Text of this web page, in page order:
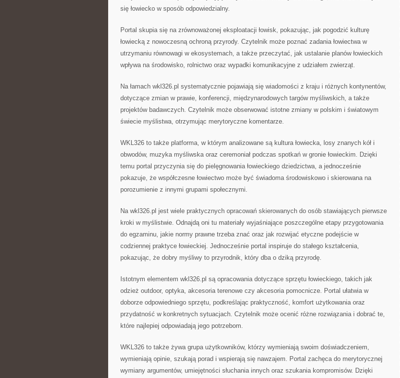
się łowiecko w sposób odpowiedzialny.
Portal skupia się na zrównoważonej eksploatacji łowisk, pokazując, jak pogodzić kulturę
łowiecką z nowoczesną ochroną przyrody. Czytelnik może poznać zadania łowiectwa w
utrzymaniu równowagi w ekosystemach, a także przeczytać, jak ustalanie planów łowieckich
wpływa na środowisko, rolnictwo oraz wypadki komunikacyjne z udziałem zwierząt.
Na łamach wkl326.pl systematycznie pojawiają się wiadomości z kraju i różnych kontynentów,
dotyczące zmian w prawie, konferencji, międzynarodowych targów myśliwskich, a także
projektów badawczych. Czytelnik może obserwować istotne zmiany w polskim i światowym
świecie myślistwa, otrzymując merytoryczne komentarze.
WKL326 to także platforma, w którym analizowane są kultura łowiecka, losy znanych kół i
obwodów, muzyka myśliwska oraz ceremoniał podczas spotkań w gronie łowieckim. Dzięki
temu portal przyczynia się do pielęgnowania łowieckiego dziedzictwa, a jednocześnie
pokazuje, że współczesne łowiectwo może być świadoma środowiskowo i skierowana na
porozumienie z innymi grupami społecznymi.
Na wkl326.pl jest wiele praktycznych opracowań skierowanych do osób stawiających pierwsze
kroki w myślistwie. Odnajdą oni tu materiały wyjaśniające poszczególne etapy przygotowania
do egzaminu, jakie normy prawne trzeba znać oraz jak rozwijać etyczne podejście w
codziennej praktyce łowieckiej. Jednocześnie portal inspiruje do stałego kształcenia,
pokazując, że dobry myśliwy to przyrodnik, który dba o dziką przyrodę.
Istotnym elementem wkl326.pl są opracowania dotyczące sprzętu łowieckiego, takich jak
odzież outdoor, optyka, akcesoria terenowe czy akcesoria pomocnicze. Portal ułatwia w
doborze odpowiedniego sprzętu, podkreślając praktyczność, komfort użytkowania oraz
przydatność w konkretnych sytuacjach. Czytelnik może ocenić różne rozwiązania i dobrać te,
które najlepiej odpowiadają jego potrzebom.
WKL326 to także żywa grupa użytkowników, którzy wymieniają swoim doświadczeniem,
wymieniają opinie, szukają porad i wspierają się nawzajem. Portal zachęca do merytorycznej
wymiany argumentów, umiejętności słuchania innych oraz szukania kompromisów. Dzięki